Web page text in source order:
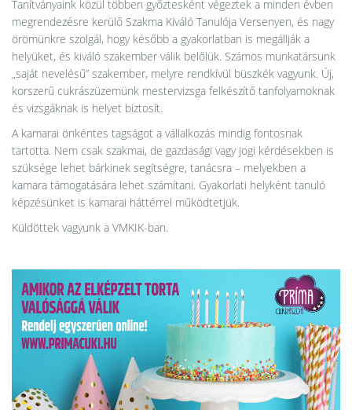
Tanítványaink közül többen győztesként végeztek a minden évben
megrendezésre kerülő Szakma Kiváló Tanulója Versenyen, és nagy
örömünkre szolgál, hogy később a gyakorlatban is megállják a
helyüket, és kiváló szakember válik belőlük. Számos munkatársunk
„saját nevelésű” szakember, melyre rendkívül büszkék vagyunk. Új,
korszerű cukrászüzemünk mestervizsga felkészítő tanfolyamoknak
és vizsgáknak is helyet biztosít.
A kamarai önkéntes tagságot a vállalkozás mindig fontosnak
tartotta. Nem csak szakmai, de gazdasági vagy jogi kérdésekben is
szüksége lehet bárkinek segítségre, tanácsra – melyekben a
kamara támogatására lehet számítani. Gyakorlati helyként tanuló
képzésünket is kamarai háttérrel működtetjük.
Küldöttek vagyunk a VMKIK-ban.